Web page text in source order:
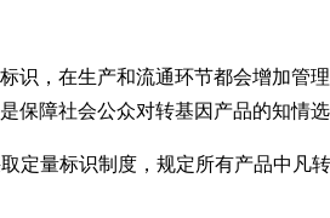
识，在生产和流通环节都会增加管
障社会公众对转基因产品的知情选
量标识制度，规定所有产品中凡